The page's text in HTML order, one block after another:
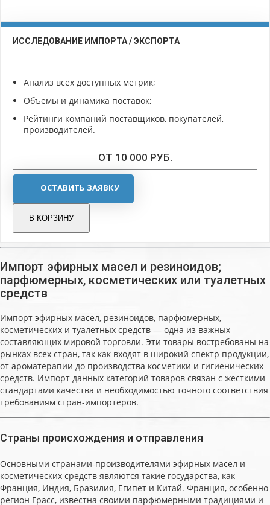
ИССЛЕДОВАНИЕ ИМПОРТА / ЭКСПОРТА
Анализ всех доступных метрик;
Объемы и динамика поставок;
Рейтинги компаний поставщиков, покупателей,
производителей.
ОТ 10 000 РУБ.
ОСТАВИТЬ ЗАЯВКУ
В КОРЗИНУ
Импорт эфирных масел и резиноидов;
парфюмерных, косметических или туалетных
средств
Импорт эфирных масел, резиноидов, парфюмерных,
косметических и туалетных средств — одна из важных
составляющих мировой торговли. Эти товары востребованы на
рынках всех стран, так как входят в широкий спектр продукции,
от ароматерапии до производства косметики и гигиенических
средств. Импорт данных категорий товаров связан с жесткими
стандартами качества и необходимостью точного соответствия
требованиям стран-импортеров.
Страны происхождения и отправления
Основными странами-производителями эфирных масел и
косметических средств являются такие государства, как
Франция, Индия, Бразилия, Египет и Китай. Франция, особенно
регион Грасс, известна своими парфюмерными традициями и